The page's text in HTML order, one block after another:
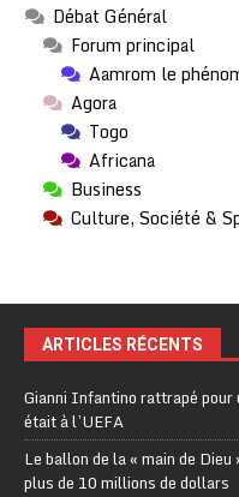
Débat Général
Forum principal
Aamrom le
Agora
Togo
Africana
Business
Culture, Société &
ARTICLES RÉCENTS
Gianni Infantino rattrapé pour
était à l’UEFA
Le ballon de la « main de
plus de 10 millions de dollars